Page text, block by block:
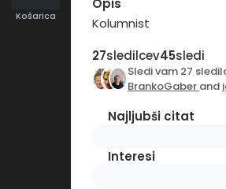
Košarica
Opis
Kolumnist
27sledilcev45sledi
Sledi vam 27
BrankoGaber and
Najljubši citat
Interesi